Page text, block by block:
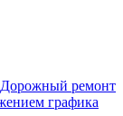
Дорожный ремонт
графика